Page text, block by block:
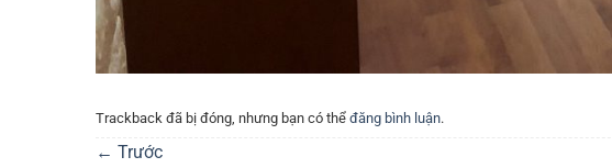
Trackback đã bị đóng, nhưng bạn có thể đăng bình luận.
← Trước